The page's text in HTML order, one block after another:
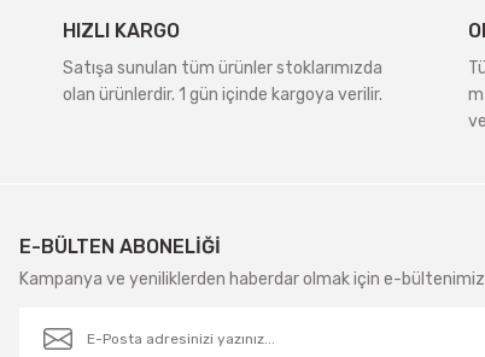
HIZLI KARGO
Satışa sunulan tüm ürünler stoklarımızda
olan ürünlerdir. 1 gün içinde kargoya verilir.
E-BÜLTEN ABONELİĞİ
Kampanya ve yeniliklerden haberdar olmak için e-